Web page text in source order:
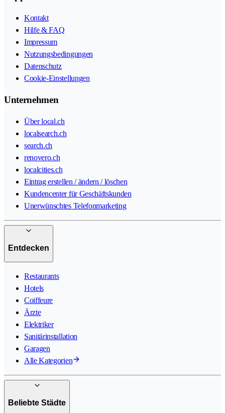
Kontakt
Hilfe & FAQ
Impressum
Nutzungsbedingungen
Datenschutz
Cookie-Einstellungen
Unternehmen
Über local.ch
localsearch.ch
search.ch
renovero.ch
localcities.ch
Eintrag erstellen / ändern / löschen
Kundencenter für Geschäftskunden
Unerwünschtes Telefonmarketing
Entdecken
Restaurants
Hotels
Coiffeure
Ärzte
Elektriker
Sanitärinstallation
Garagen
Alle Kategorien
Beliebte Städte